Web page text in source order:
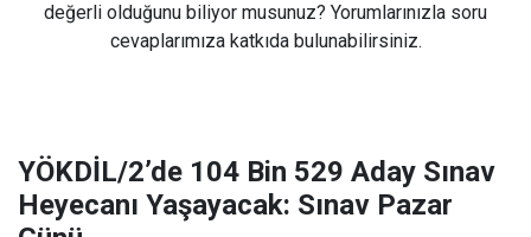
değerli olduğunu biliyor musunuz? Yorumlarınızla soru
cevaplarımıza katkıda bulunabilirsiniz.
YÖKDİL/2’de 104 Bin 529 Aday Sınav
Heyecanı Yaşayacak: Sınav Pazar